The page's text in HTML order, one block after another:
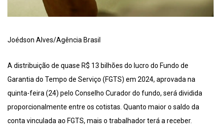
Joédson Alves/Agência Brasil
A distribuição de quase R$ 13 bilhões do lucro do Fundo de
Garantia do Tempo de Serviço (FGTS) em 2024, aprovada na
quinta-feira (24) pelo Conselho Curador do fundo, será dividida
proporcionalmente entre os cotistas. Quanto maior o saldo da
conta vinculada ao FGTS, mais o trabalhador terá a receber.